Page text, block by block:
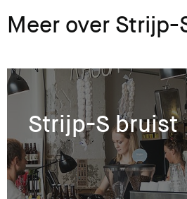
Meer over Strijp-
Strijp-S bruist